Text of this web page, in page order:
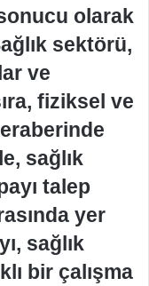
olarak
sektörü,
ve
fiziksel ve
sağlık
talep
yer
sağlık
bir çalışma